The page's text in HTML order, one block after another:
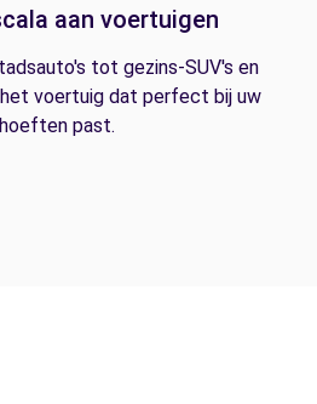
aan voertuigen
tot gezins-SUV's en
voertuig dat perfect bij uw
past.